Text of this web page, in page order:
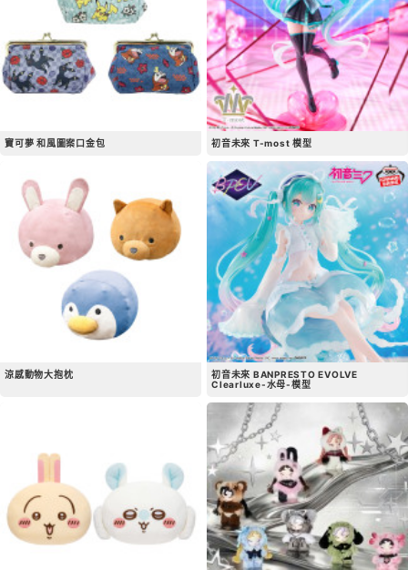
寶可夢 和風圖案口金包 初音未來 T-most 模型
涼感動物大抱枕
初音未來 BANPRESTO EVOLVE
Clearluxe-水母-模型